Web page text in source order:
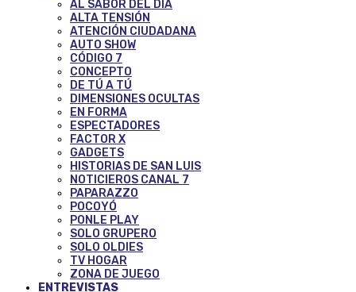
AL SABOR DEL DÍA
ALTA TENSIÓN
ATENCIÓN CIUDADANA
AUTO SHOW
CÓDIGO 7
CONCEPTO
DE TÚ A TÚ
DIMENSIONES OCULTAS
EN FORMA
ESPECTADORES
FACTOR X
GADGETS
HISTORIAS DE SAN LUIS
NOTICIEROS CANAL 7
PAPARAZZO
POCOYÓ
PONLE PLAY
SOLO GRUPERO
SOLO OLDIES
TV HOGAR
ZONA DE JUEGO
ENTREVISTAS